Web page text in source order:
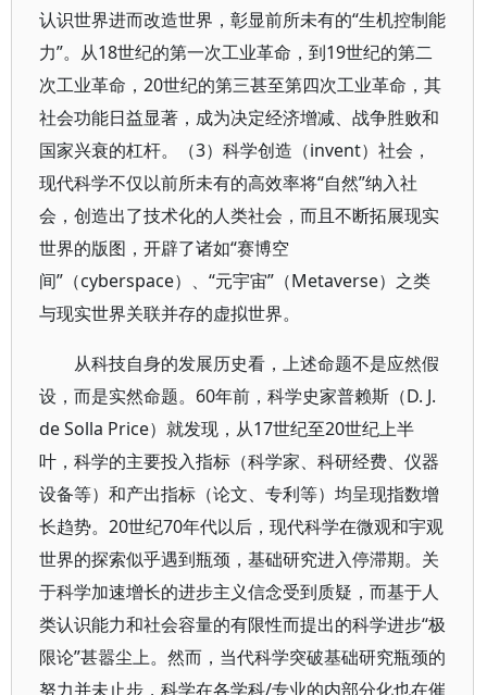
认识世界进而改造世界，彰显前所未有的“生机控制能
力”。从18世纪的第一次工业革命，到19世纪的第二
次工业革命，20世纪的第三甚至第四次工业革命，其
社会功能日益显著，成为决定经济增减、战争胜败和
国家兴衰的杠杆。（3）科学创造（invent）社会，
现代科学不仅以前所未有的高效率将“自然”纳入社
会，创造出了技术化的人类社会，而且不断拓展现实
世界的版图，开辟了诸如“赛博空
间”（cyberspace）、“元宇宙”（Metaverse）之类
与现实世界关联并存的虚拟世界。
从科技自身的发展历史看，上述命题不是应然假
设，而是实然命题。60年前，科学史家普赖斯（D. J.
de Solla Price）就发现，从17世纪至20世纪上半
叶，科学的主要投入指标（科学家、科研经费、仪器
设备等）和产出指标（论文、专利等）均呈现指数增
长趋势。20世纪70年代以后，现代科学在微观和宇观
世界的探索似乎遇到瓶颈，基础研究进入停滞期。关
于科学加速增长的进步主义信念受到质疑，而基于人
类认识能力和社会容量的有限性而提出的科学进步“极
限论”甚嚣尘上。然而，当代科学突破基础研究瓶颈的
努力并未止步，科学在各学科/专业的内部分化也在催